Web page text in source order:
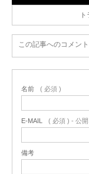
この記事へのコメン
名前 ( 必須 )
E-MAIL ( 必須 ) - 公
備考